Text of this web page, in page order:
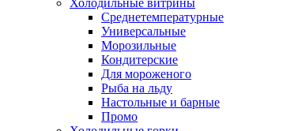
Среднетемпературные
Универсальные
Морозильные
Кондитерские
Для мороженого
Рыба на льду
Настольные и барные
Промо